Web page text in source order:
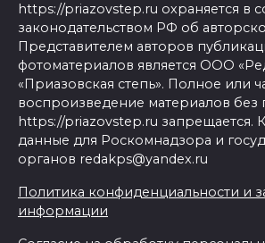
https://priazovstep.ru охраняется в
законодательством РФ об
Представителем авторов
фотоматериалов является ООО
«Приазовская степь». Полное или
воспроизведение материалов без
https://priazovstep.ru запрещается.
данные для Роскомнадзора и
органов redakps@yandex.ru
Политика конфиденциальности и
информации